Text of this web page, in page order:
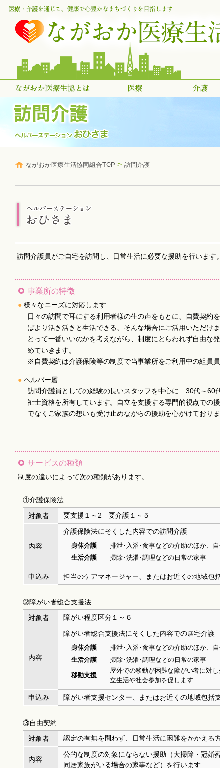
ながおか医療生活協同組合TOP > 訪問介護
訪問介護員がご自宅を訪問し、日常生活に必要な援助を行います
事業所の特徴
● 様々なニーズに対応します
日々の訪問で耳にする利用者様の生の声をもとに、自費契約
ばより活き活きと生活できる、そんな場合にご活用いただけ
とって一番いいのかを考えながら、制度にとらわれず自由な
めていきます。
※自費契約は介護保険等の制度で当事業所をご利用中の組員
● ヘルパー層
訪問介護員としての経験の長いスタッフを中心に 30代～60
祉士資格を所有しています。自立を支援する専門的視点での
でなくご家族の想いも受け止めながらの援助を心がけており
サービスの種類
制度の違いによって次の種類があります。
①介護保険法
対象者
要支援１～2 要介護１～５
内容
介護保険法にそくした内容での訪問介護
身体介護
排泄･入浴･食事などの介助のほか、
生活介護
掃除･洗濯･調理などの日常の家事
申込み 担当のケアマネージャー、またはお近くの地域包
②障がい者総合支援法
対象者
障がい程度区分１～６
内容
障がい者総合支援法にそくした内容での居宅介護
身体介護
排泄･入浴･食事などの介助のほか、
生活介護
掃除･洗濯･調理などの日常の家事
移動支援
屋外での移動が困難な障がい者に対
立生活や社会参加を促します
申込み 障がい者支援センター、またはお近くの地域包括
③自由契約
対象者
認定の有無を問わず、日常生活に困難をかかえる
内容
公的な制度の対象にならない援助（大掃除・冠婚
同居家族がいる場合の家事など）を行います